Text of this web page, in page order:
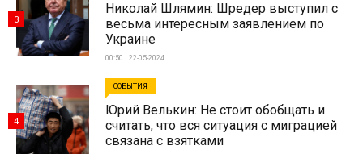
Николай Шлямин: Шредер выступил с
весьма интересным заявлением по
Украине
00:50 | 22-05-2024
3
СОБЫТИЯ
Юрий Велькин: Не стоит обобщать и
считать, что вся ситуация с миграцией
связана с взятками
4